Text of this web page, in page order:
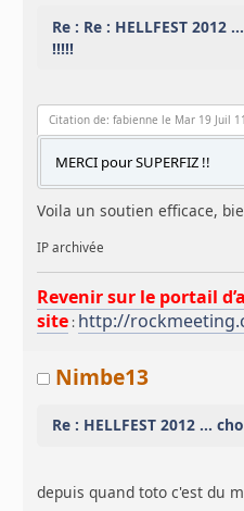
Re : Re : HELLFEST
!!!!!
Citation de: fabienne le Mar 19 Juil
MERCI pour SUPERFIZ !!
Voila un soutien efficace,
IP archivée
Revenir sur le portail
site : http://
Nimbe13
Re : HELLFEST 2012 ...
depuis quand toto c'est du